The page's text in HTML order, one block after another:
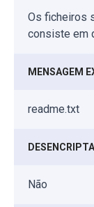
Os ficheiros
consiste em
MENSAGEM
readme.txt
Não